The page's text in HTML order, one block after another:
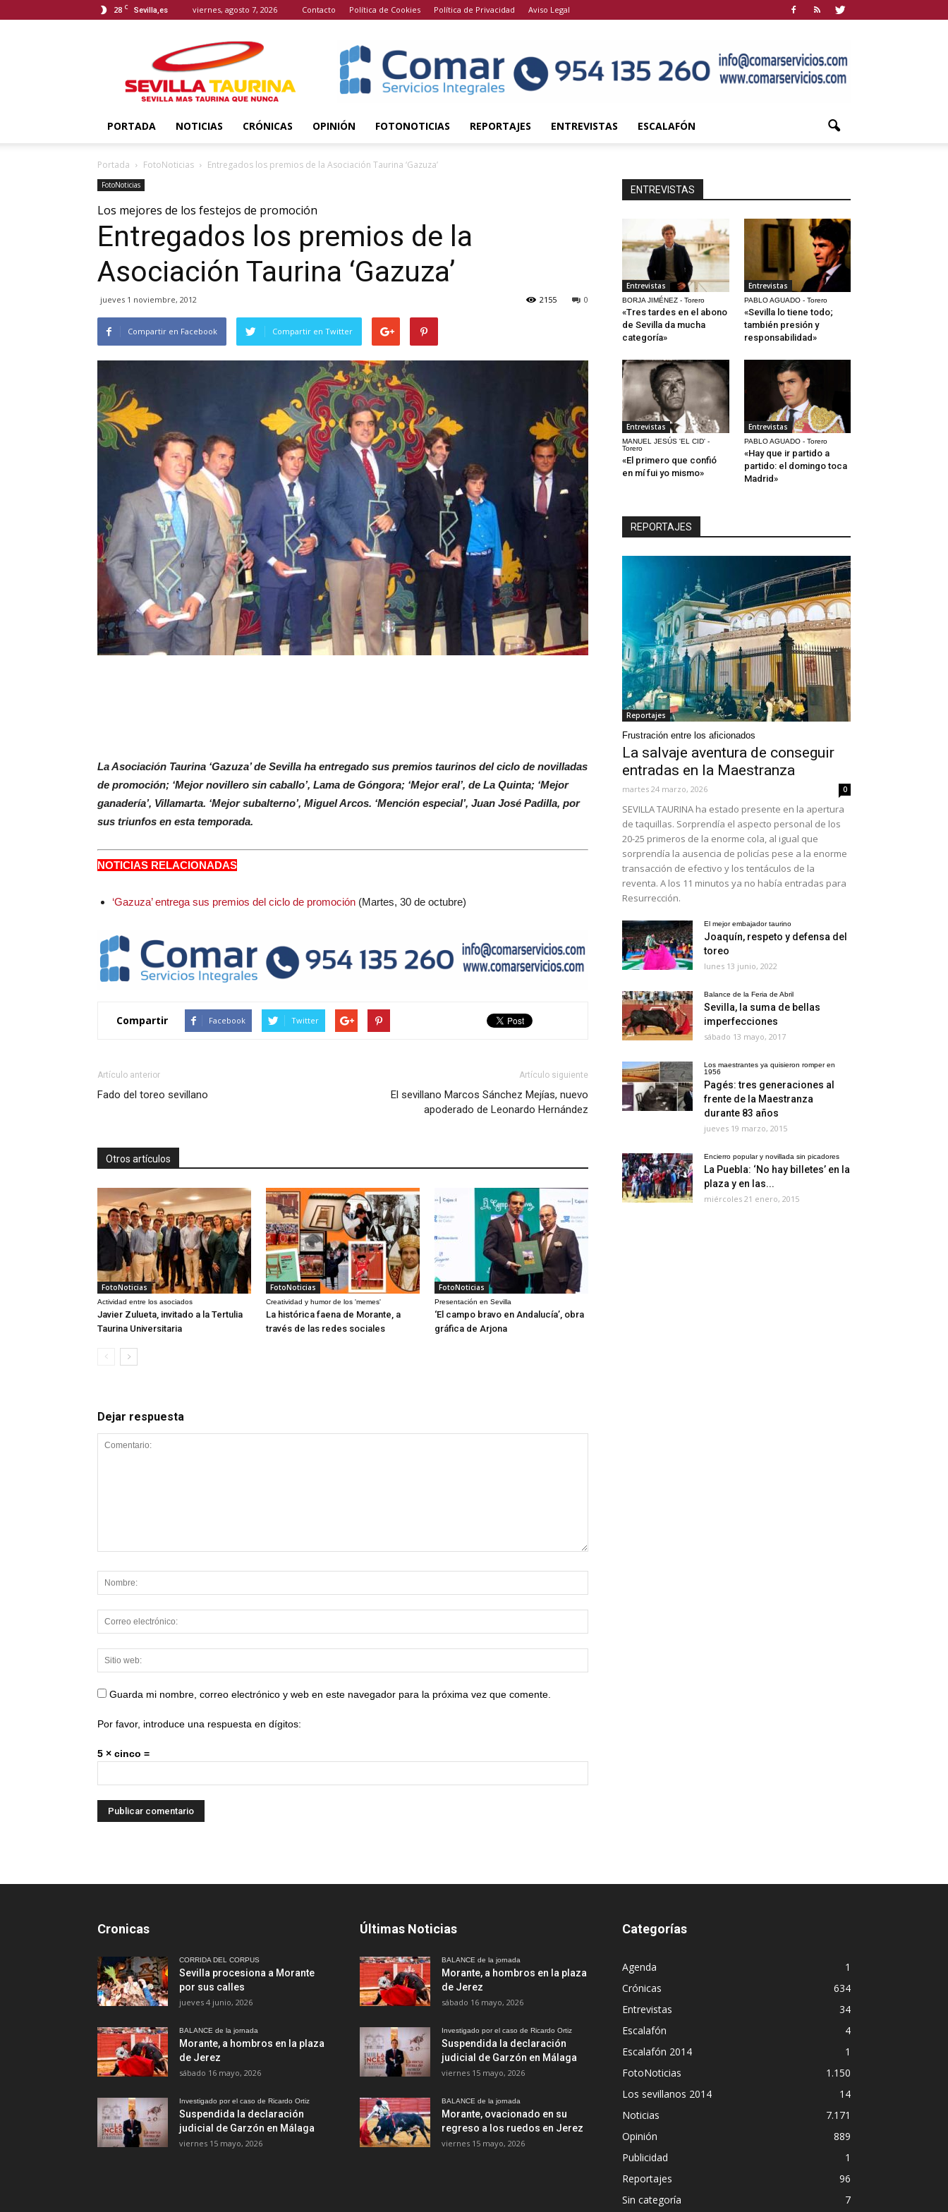
28 C Sevilla,es viernes, agosto 7, 2026 Contacto Política de Cookies Política de Privacidad Aviso Legal
Taurina
PORTADA NOTICIAS CRÓNICAS OPINIÓN FOTONOTICIAS REPORTAJES ENTREVISTAS ESCALAFÓN
Portada FotoNoticias Entregados los premios de la Asociación Taurina ‘Gazuza’
FotoNoticias
Los mejores de los festejos de promoción
Entregados los premios de la
Asociación Taurina ‘Gazuza’
jueves 1 noviembre, 2012 0
2155
Compartir en Facebook Compartir en Twitter
La Asociación Taurina ‘Gazuza’ de Sevilla ha entregado sus premios taurinos del ciclo de novilladas
de promoción; ‘Mejor novillero sin caballo’, Lama de Góngora; ‘Mejor eral’, de La Quinta; ‘Mejor
ganadería’, Villamarta. ‘Mejor subalterno’, Miguel Arcos. ‘Mención especial’, Juan José Padilla, por
sus triunfos en esta temporada.
NOTICIAS RELACIONADAS
‘Gazuza’ entrega sus premios del ciclo de promoción (Martes, 30 de octubre)
Compartir Facebook Twitter
Artículo anterior
Fado del toreo sevillano
Artículo siguiente
El sevillano Marcos Sánchez Mejías, nuevo
apoderado de Leonardo Hernández
Otros artículos
FotoNoticias
Actividad entre los asociados
Javier Zulueta, invitado a la Tertulia
Taurina Universitaria
FotoNoticias
Creatividad y humor de los 'memes'
La histórica faena de Morante, a
través de las redes sociales
FotoNoticias
Presentación en Sevilla
‘El campo bravo en Andalucía’, obra
gráfica de Arjona
Dejar respuesta
Guarda mi nombre, correo electrónico y web en este navegador para la próxima vez que comente.
Por favor, introduce una respuesta en dígitos:
5 × cinco =
ENTREVISTAS
Entrevistas
BORJA JIMÉNEZ - Torero
«Tres tardes en el abono
de Sevilla da mucha
categoría»
Entrevistas
PABLO AGUADO - Torero
«Sevilla lo tiene todo;
también presión y
responsabilidad»
Entrevistas
MANUEL JESÚS 'EL CID' -
Torero
«El primero que confió
en mí fui yo mismo»
Entrevistas
PABLO AGUADO - Torero
«Hay que ir partido a
partido: el domingo toca
Madrid»
REPORTAJES
Reportajes
Frustración entre los aficionados
La salvaje aventura de conseguir
entradas en la Maestranza
martes 24 marzo, 2026 0
SEVILLA TAURINA ha estado presente en la apertura
de taquillas. Sorprendía el aspecto personal de los
20-25 primeros de la enorme cola, al igual que
sorprendía la ausencia de policías pese a la enorme
transacción de efectivo y los tentáculos de la
reventa. A los 11 minutos ya no había entradas para
Resurrección.
El mejor embajador taurino
Joaquín, respeto y defensa del
toreo
lunes 13 junio, 2022
Balance de la Feria de Abril
Sevilla, la suma de bellas
imperfecciones
sábado 13 mayo, 2017
Los maestrantes ya quisieron romper en
1956
Pagés: tres generaciones al
frente de la Maestranza
durante 83 años
jueves 19 marzo, 2015
Encierro popular y novillada sin picadores
La Puebla: ‘No hay billetes’ en la
plaza y en las...
miércoles 21 enero, 2015
Cronicas
CORRIDA DEL CORPUS
Sevilla procesiona a Morante
por sus calles
jueves 4 junio, 2026
BALANCE de la jornada
Morante, a hombros en la plaza
de Jerez
sábado 16 mayo, 2026
Investigado por el caso de Ricardo Ortiz
Suspendida la declaración
judicial de Garzón en Málaga
viernes 15 mayo, 2026
Últimas Noticias
BALANCE de la jornada
Morante, a hombros en la plaza
de Jerez
sábado 16 mayo, 2026
Investigado por el caso de Ricardo Ortiz
Suspendida la declaración
judicial de Garzón en Málaga
viernes 15 mayo, 2026
BALANCE de la jornada
Morante, ovacionado en su
regreso a los ruedos en Jerez
viernes 15 mayo, 2026
Categorías
Agenda
1
Crónicas
634
Entrevistas
34
Escalafón
4
Escalafón 2014
1
FotoNoticias
1.150
Los sevillanos 2014
14
Noticias
7.171
Opinión
889
Publicidad
1
Reportajes
96
Sin categoría
7